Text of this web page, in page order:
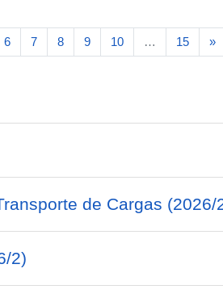
6 7 8 9 10 … 15 »
de Cargas (2026/
2)